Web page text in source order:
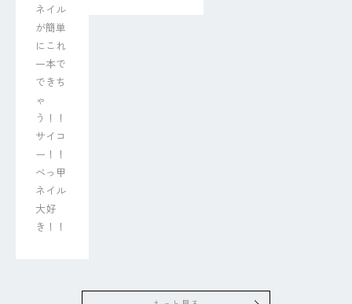
ネイル
が簡単
にこれ
一本で
できち
ゃ
う！！
サイコ
ー！！
べっ甲
ネイル
大好
き！！